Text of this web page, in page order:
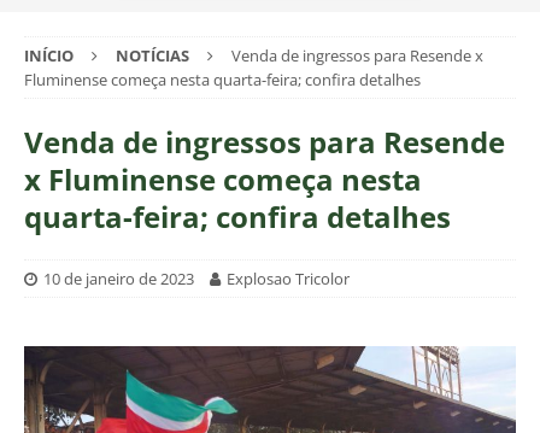
INÍCIO NOTÍCIAS
Venda de ingressos para Resende x
Fluminense começa nesta quarta-feira; confira detalhes
Venda de ingressos para Resende
x Fluminense começa nesta
quarta-feira; confira detalhes
10 de janeiro de 2023 Explosao Tricolor